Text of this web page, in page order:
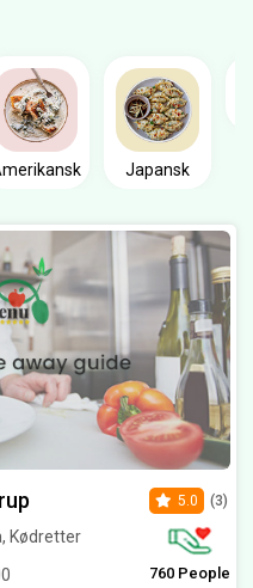
Japansk
Kødretter
5.0 (3)
760 People